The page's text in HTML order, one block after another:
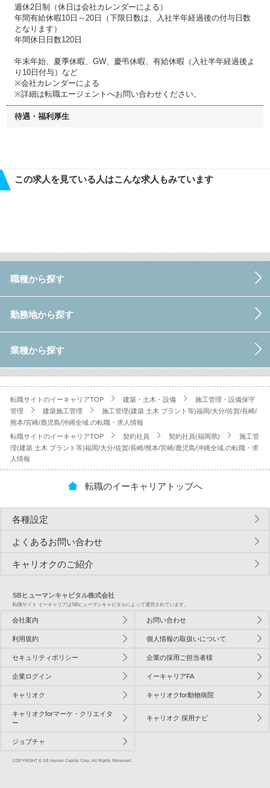
週休2日制（休日は会社カレンダーによる）
年間有給休暇10日～20日（下限日数は、入社半年経過後の付与日数
となります）
年間休日日数120日
年末年始、夏季休暇、GW、慶弔休暇、有給休暇（入社半年経過後よ
り10日付与）など
※会社カレンダーによる
※詳細は転職エージェントへお問い合わせください。
待遇・福利厚生
この求人を見ている人はこんな求人もみています
職種から探す
勤務地から探す
業種から探す
転職サイトのイーキャリアTOP 建築・土木・設備
施工管理・設備保守
管理
建築施工管理
施工管理(建築 土木 プラント等)福岡/大分/佐賀/長崎/
熊本/宮崎/鹿児島/沖縄全域.の転職・求人情報
転職サイトのイーキャリアTOP
契約社員 契約社員(福岡県)
施工管
理(建築 土木 プラント等)福岡/大分/佐賀/長崎/熊本/宮崎/鹿児島/沖縄全域.の転職・求
人情報
転職のイーキャリアトップへ
各種設定
よくあるお問い合わせ
キャリオクのご紹介
SBヒューマンキャピタル株式会社
転職サイト イーキャリアはSBヒューマンキャピタルによって運営されています。
会社案内 お問い合わせ
利用規約 個人情報の取扱いについて
セキュリティポリシー 企業の採用ご担当者様
企業ログイン イーキャリアFA
キャリオク キャリオクfor動物病院
キャリオクforマーケ・クリエイタ
ー
キャリオク 採用ナビ
ジョブチャ
COPYRIGHT © SB Human Capital Corp. All Rights Reserved.